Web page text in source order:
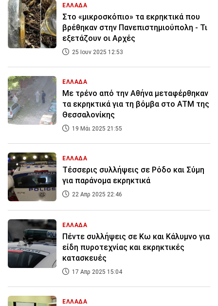
ΕΛΛΑΔΑ
Στο «μικροσκόπιο» τα εκρηκτικά που
βρέθηκαν στην Πανεπιστημιούπολη - Τι
εξετάζουν οι Αρχές
25 Ιουν 2025 12:53
ΕΛΛΑΔΑ
Με τρένο από την Αθήνα μεταφέρθηκαν
τα εκρηκτικά για τη βόμβα στο ATM της
Θεσσαλονίκης
19 Μάι 2025 21:55
ΕΛΛΑΔΑ
Τέσσερις συλλήψεις σε Ρόδο και Σύμη
για παράνομα εκρηκτικά
22 Απρ 2025 22:46
ΕΛΛΑΔΑ
Πέντε συλλήψεις σε Κω και Κάλυμνο για
είδη πυροτεχνίας και εκρηκτικές
κατασκευές
17 Απρ 2025 15:04
ΕΛΛΑΔΑ